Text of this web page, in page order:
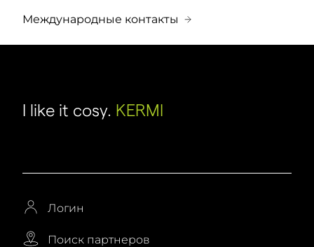
Международные контакты
I like it cosy. KERMI
Логин
Поиск партнеров